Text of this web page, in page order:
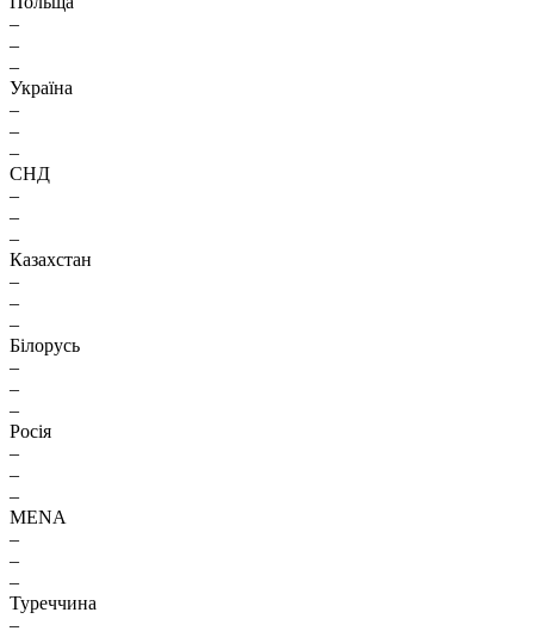
–
–
–
Україна
–
–
–
СНД
–
–
–
Казахстан
–
–
–
Білорусь
–
–
–
Росія
–
–
–
MENA
–
–
–
Туреччина
–